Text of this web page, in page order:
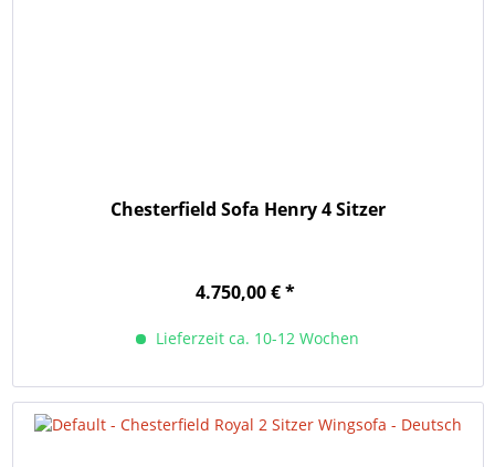
Chesterfield Sofa Henry 4 Sitzer
4.750,00 € *
Lieferzeit ca. 10-12 Wochen